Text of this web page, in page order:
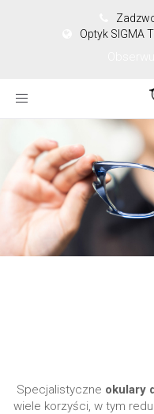
Optyk SIGMA
Toggle
Specjalistyczne okulary
wiele korzyści, w tym